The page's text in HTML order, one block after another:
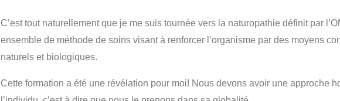
C’est tout naturellement que je me suis tournée vers la naturopathie définit par
ensemble de méthode de soins visant à renforcer l’organisme par des moyens
naturels et biologiques.
Cette formation a été une révélation pour moi! Nous devons avoir une approche